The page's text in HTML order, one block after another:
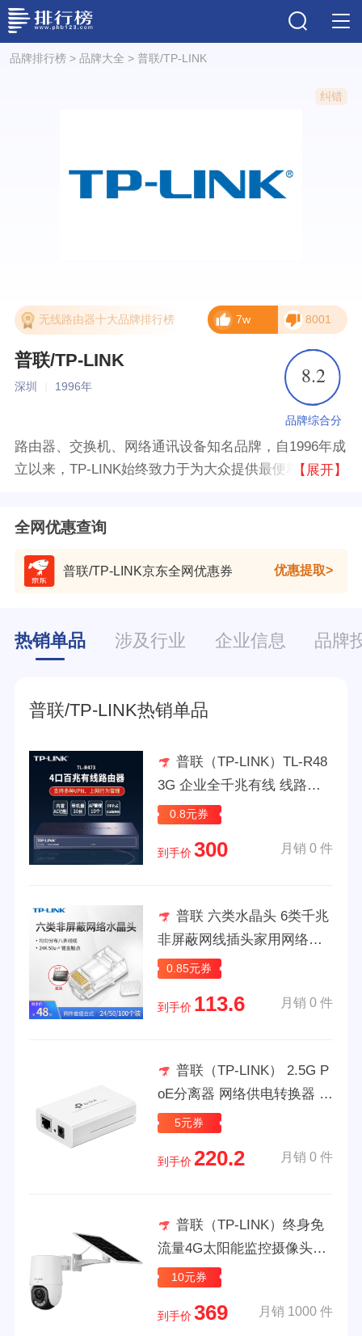
品牌排行榜> 品牌大全 > 普联/TP-LINK
纠错
无线路由器十大品牌排行榜 7w 8001
普联/TP-LINK
深圳 1996年 8.2
品牌综合分
路由器、交换机、网络通讯设备知名品牌，自1996年成
立以来，TP-LINK始终致力于为大众提供最便利的本地
【展开】
全网优惠查询
普联/TP-LINK京东全网优惠券 优惠提取
热销单品 涉及行业 企业信息 品牌
普联/TP-LINK热销单品
普联（TP-LINK）TL-R48
3G 企业全千兆有线 线路由
器 无线 线控制器行为管理A
0.8元券
到手价 300 月销 0 件
普联 六类水晶头 6类千兆
非屏蔽网线插头家用网络对
接头 二件 (24个装)TL-EH602
0.85元券
到手价 113.6 月销 0 件
普联（TP-LINK） 2.5G P
oE分离器 网络供电转换器 1
00米传输 即插即用 白色
5元券
到手价 220.2 月销 0 件
普联（TP-LINK）终身免
流量4G太阳能监控摄像头监
控器360度无死角带夜视全景
机远程
10元券
到手价 369 月销 1000 件